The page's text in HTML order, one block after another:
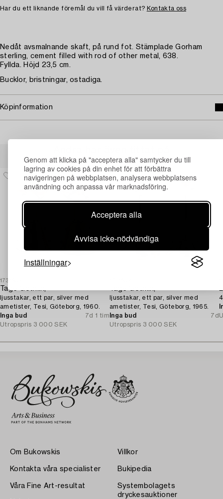
Genom att klicka på "acceptera alla" samtycker du till
lagring av cookies på din enhet för att förbättra
navigeringen på webbplatsen, analysera webbplatsens
användning och anpassa vår marknadsföring.
Acceptera alla
Avvisa icke-nödvändiga
Inställningar
Har du ett liknande föremål du vill få värderat? Kontakta oss
Nedåt avsmalnande skaft, på rund fot. Stämplade Gorham
sterling, cement filled with rod of other metal, 638.
Fyllda. Höjd 23,5 cm.
Bucklor, bristningar, ostadiga.
Köpinformation
1731605
Tage Göthlin,
ljusstakar, ett par, silver med
ametister, Tesi, Göteborg, 1960.
Inga bud
7d 1 tim
Utropspris 3 000 SEK
Tage Göthlin,
ljusstakar, ett par, silver med
ametister, Tesi, Göteborg, 1965.
Inga bud
7d
Utropspris 3 000 SEK
Om Bukowskis
Kontakta våra specialister
Våra Fine Art-resultat
Villkor
Bukipedia
Systembolagets
dryckesauktioner